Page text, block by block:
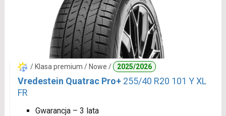
/ Klasa premium / Nowe / 2025/2026
Vredestein Quatrac Pro+ 255/40 R20 101 Y XL
FR
Gwarancja – 3 lata